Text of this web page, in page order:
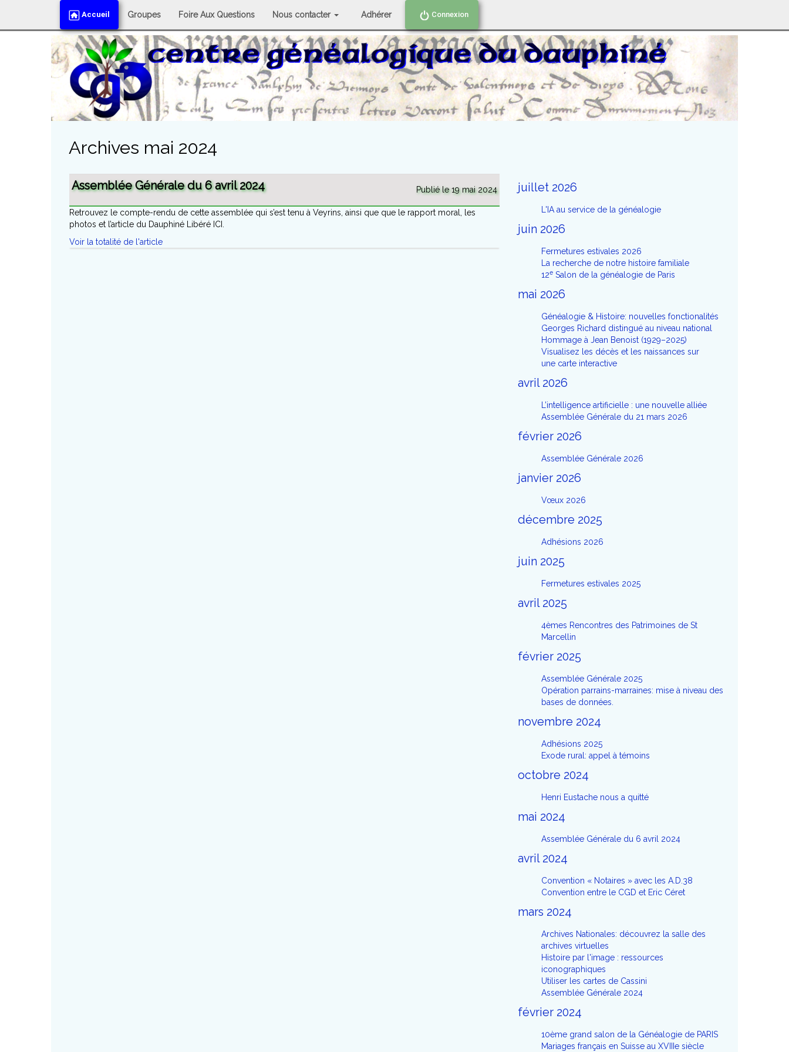
Accueil Groupes Foire Aux Questions Nous contacter Adhérer Connexion
Archives mai 2024
Assemblée Générale du 6 avril 2024 Publié le 19 mai 2024
Retrouvez le compte-rendu de cette assemblée qui s’est tenu à Veyrins, ainsi que que le rapport moral, les
photos et l’article du Dauphiné Libéré ICI.
Voir la totalité de l'article
juillet 2026
L'IA au service de la généalogie
juin 2026
Fermetures estivales 2026
La recherche de notre histoire familiale
12e Salon de la généalogie de Paris
mai 2026
Généalogie & Histoire: nouvelles fonctionalités
Georges Richard distingué au niveau national
Hommage à Jean Benoist (1929–2025)
Visualisez les décès et les naissances sur
une carte interactive
avril 2026
L’intelligence artificielle : une nouvelle alliée
Assemblée Générale du 21 mars 2026
février 2026
Assemblée Générale 2026
janvier 2026
Vœux 2026
décembre 2025
Adhésions 2026
juin 2025
Fermetures estivales 2025
avril 2025
4èmes Rencontres des Patrimoines de St
Marcellin
février 2025
Assemblée Générale 2025
Opération parrains-marraines: mise à niveau des
bases de données.
novembre 2024
Adhésions 2025
Exode rural: appel à témoins
octobre 2024
Henri Eustache nous a quitté
mai 2024
Assemblée Générale du 6 avril 2024
avril 2024
Convention « Notaires » avec les A.D.38
Convention entre le CGD et Eric Céret
mars 2024
Archives Nationales: découvrez la salle des
archives virtuelles
Histoire par l'image : ressources
iconographiques
Utiliser les cartes de Cassini
Assemblée Générale 2024
février 2024
10ème grand salon de la Généalogie de PARIS
Mariages français en Suisse au XVIIIe siècle